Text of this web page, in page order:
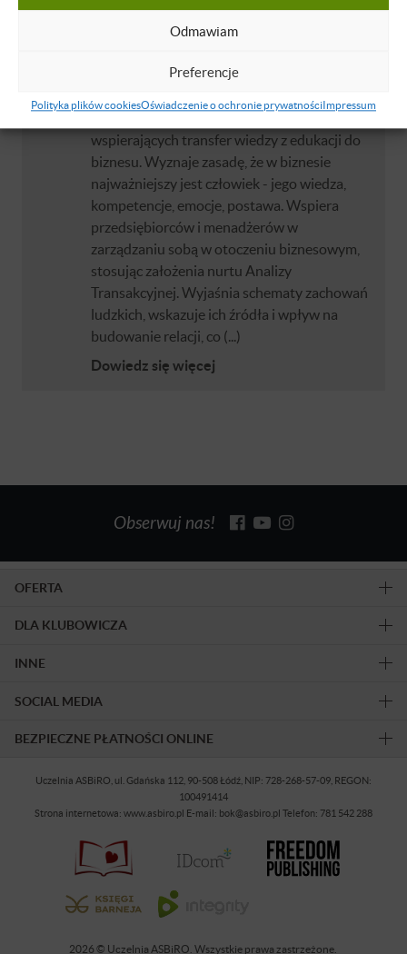
Odmawiam
Preferencje
Polityka plików cookiesOświadczenie o ochronie prywatnościImpressum
Ewa Wilczewska
Doświadczona przedsiębiorczyni, strateg
przedsiębiorców. Z powodzeniem łączy
wspierających transfer wiedzy z edukacji do
biznesu. Wyznaje zasadę, że w biznesie
najważniejszy jest człowiek - jego wiedza,
kompetencje, emocje, postawa. Wspiera
przedsiębiorców i menadżerów w
zarządzaniu sobą w otoczeniu biznesowym,
stosując założenia nurtu Analizy
Transakcyjnej. Wyjaśnia schematy zachowań
ludzkich, wskazuje ich źródła i wpływ na
budowanie relacji, co (...)
Dowiedz się więcej
Obserwuj nas!
OFERTA
DLA KLUBOWICZA
INNE
SOCIAL MEDIA
BEZPIECZNE PŁATNOŚCI ONLINE
Uczelnia ASBiRO, ul. Gdańska 112, 90-508 Łódź, NIP: 728-268-57-09, REGON:
100491414
Strona internetowa: www.asbiro.pl E-mail: bok@asbiro.pl Telefon: 781 542 288
2026 © Uczelnia ASBiRO. Wszystkie prawa zastrzeżone.